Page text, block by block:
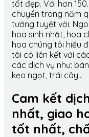
tốt đẹp. Với hơn
chuyển trong năm
tưởng tuyệt vời.
hoa sinh nhật, hoa
hoa chúng tôi hiểu
tôi có liên kết với
các dịch vụ như:
kẹo ngọt, trái cây…
Cam kết
nhất, giao
tốt nhất,